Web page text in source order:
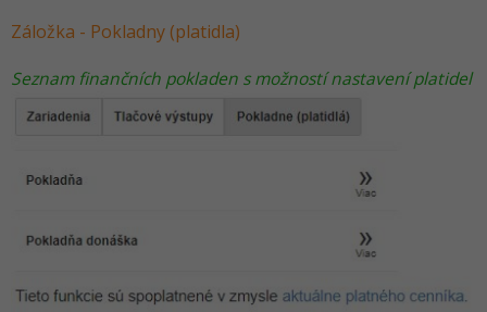
Záložka - Pokladny (platidla)
Seznam finančních pokladen s možností nastavení platidel